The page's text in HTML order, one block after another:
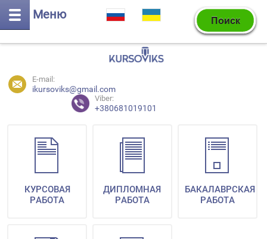
Меню
E-mail:
ikursoviks@gmail.com
Viber:
+380681019101
КУРСОВАЯ
РАБОТА
ДИПЛОМНАЯ
РАБОТА
БАКАЛАВРСКАЯ
РАБОТА